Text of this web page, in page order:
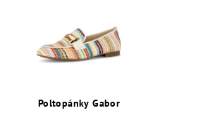
Poltopánky Gabor